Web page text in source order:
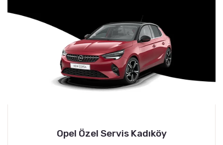
Opel Özel Servis Kadıköy